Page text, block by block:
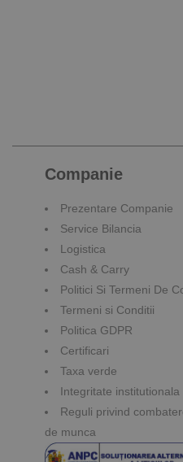
Companie
Prezentare Companie
Service Bilancia
Logistica
Cash & Carry
Politici Si Termeni De
Termeni si Conditii
Politica GDPR
Certificari
Taxa verde
Integritate institutionala
Reguli privind
de munca